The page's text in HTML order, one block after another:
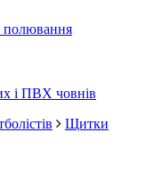
полювання
і ПВХ човнів
Щитки